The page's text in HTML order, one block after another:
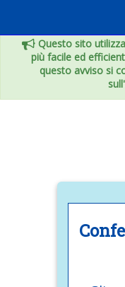
Questo sito
più facile ed
questo avviso si